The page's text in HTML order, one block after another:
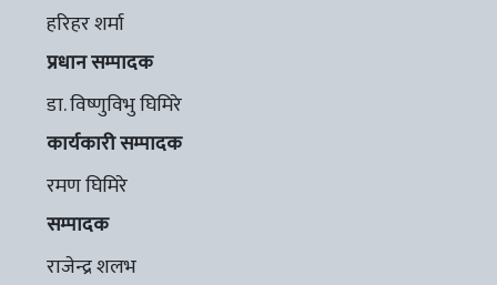
हरिहर शर्मा
प्रधान सम्पादक
डा. विष्णुविभु घिमिरे
कार्यकारी सम्पादक
रमण घिमिरे
सम्पादक
राजेन्द्र शलभ